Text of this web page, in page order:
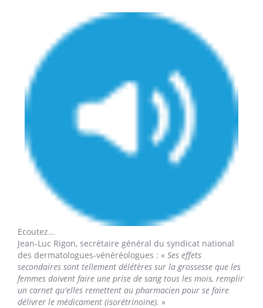
Ecoutez...
Jean-Luc Rigon, secrétaire général du syndicat national
des dermatologues-vénéréologues : « Ses effets
secondaires sont tellement délétères sur la grossesse que les
femmes doivent faire une prise de sang tous les mois, remplir
un carnet qu'elles remettent au pharmacien pour se faire
délivrer le médicament (isorétrinoïne). »